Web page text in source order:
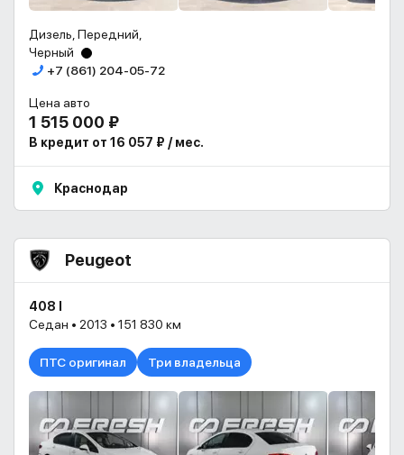
Дизель, Передний,
Черный
+7 (861) 204-05-72
Цена авто
1 515 000 ₽
В кредит от 16 057 ₽ / мес.
Краснодар
Peugeot
408 I
Седан • 2013 • 151 830 км
ПТС оригинал Три владельца